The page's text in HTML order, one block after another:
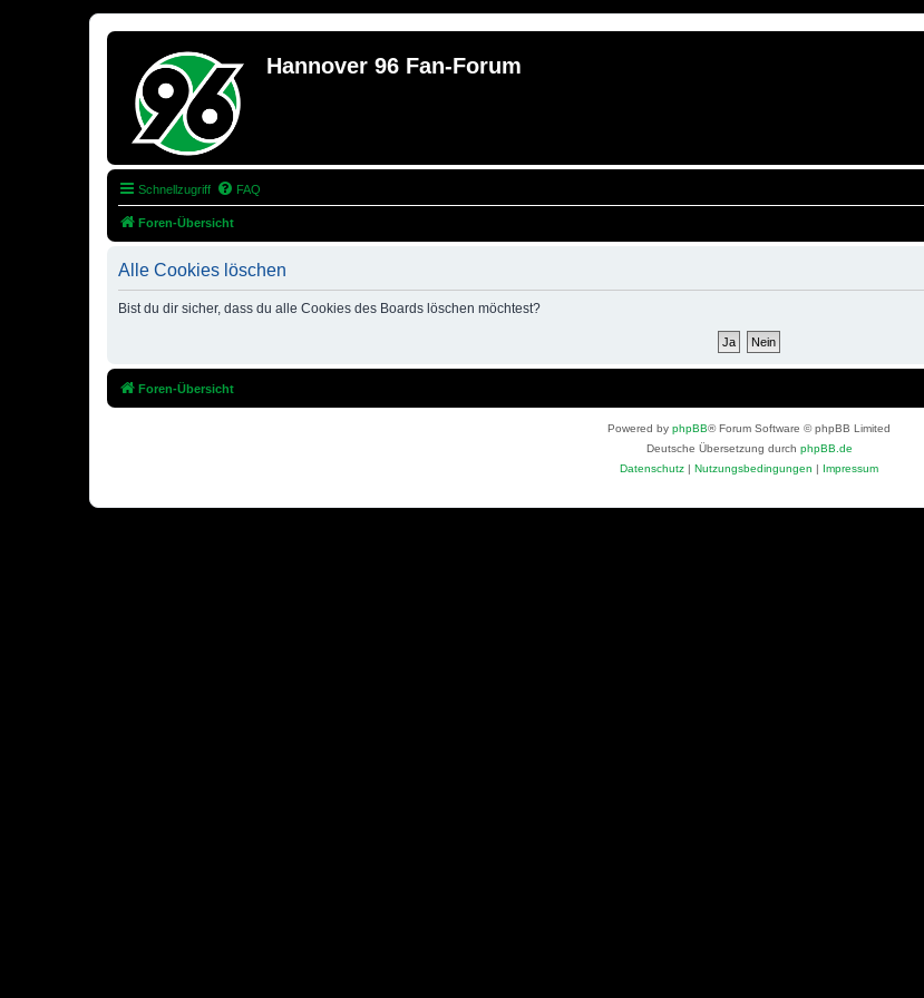
Hannover 96 Fan-Forum
Schnellzugriff FAQ
Foren-Übersicht
Alle Cookies löschen
Bist du dir sicher, dass du alle Cookies des Boards löschen möchtest?
Foren-Übersicht
Powered by phpBB® Forum Software © phpBB Limited
Deutsche Übersetzung durch phpBB.de
Datenschutz | Nutzungsbedingungen | Impressum